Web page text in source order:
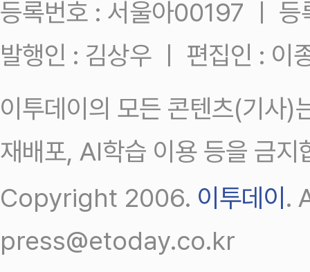
등록번호 : 서울아00197 ㅣ
발행인 : 김상우 ㅣ 편집인 : 이
이투데이의 모든 콘텐츠(기사)
재배포, AI학습 이용 등을 금지
Copyright 2006. 이투데이 .
press@etoday.co.kr